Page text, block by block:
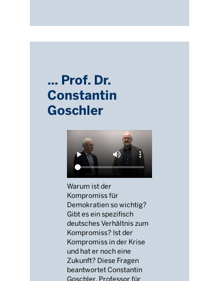
… Prof. Dr.
Constantin
Goschler
Warum ist der
Kompromiss für
Demokratien so wichtig?
Gibt es ein spezifisch
deutsches Verhältnis zum
Kompromiss? Ist der
Kompromiss in der Krise
und hat er noch eine
Zukunft? Diese Fragen
beantwortet Constantin
Goschler, Professor für